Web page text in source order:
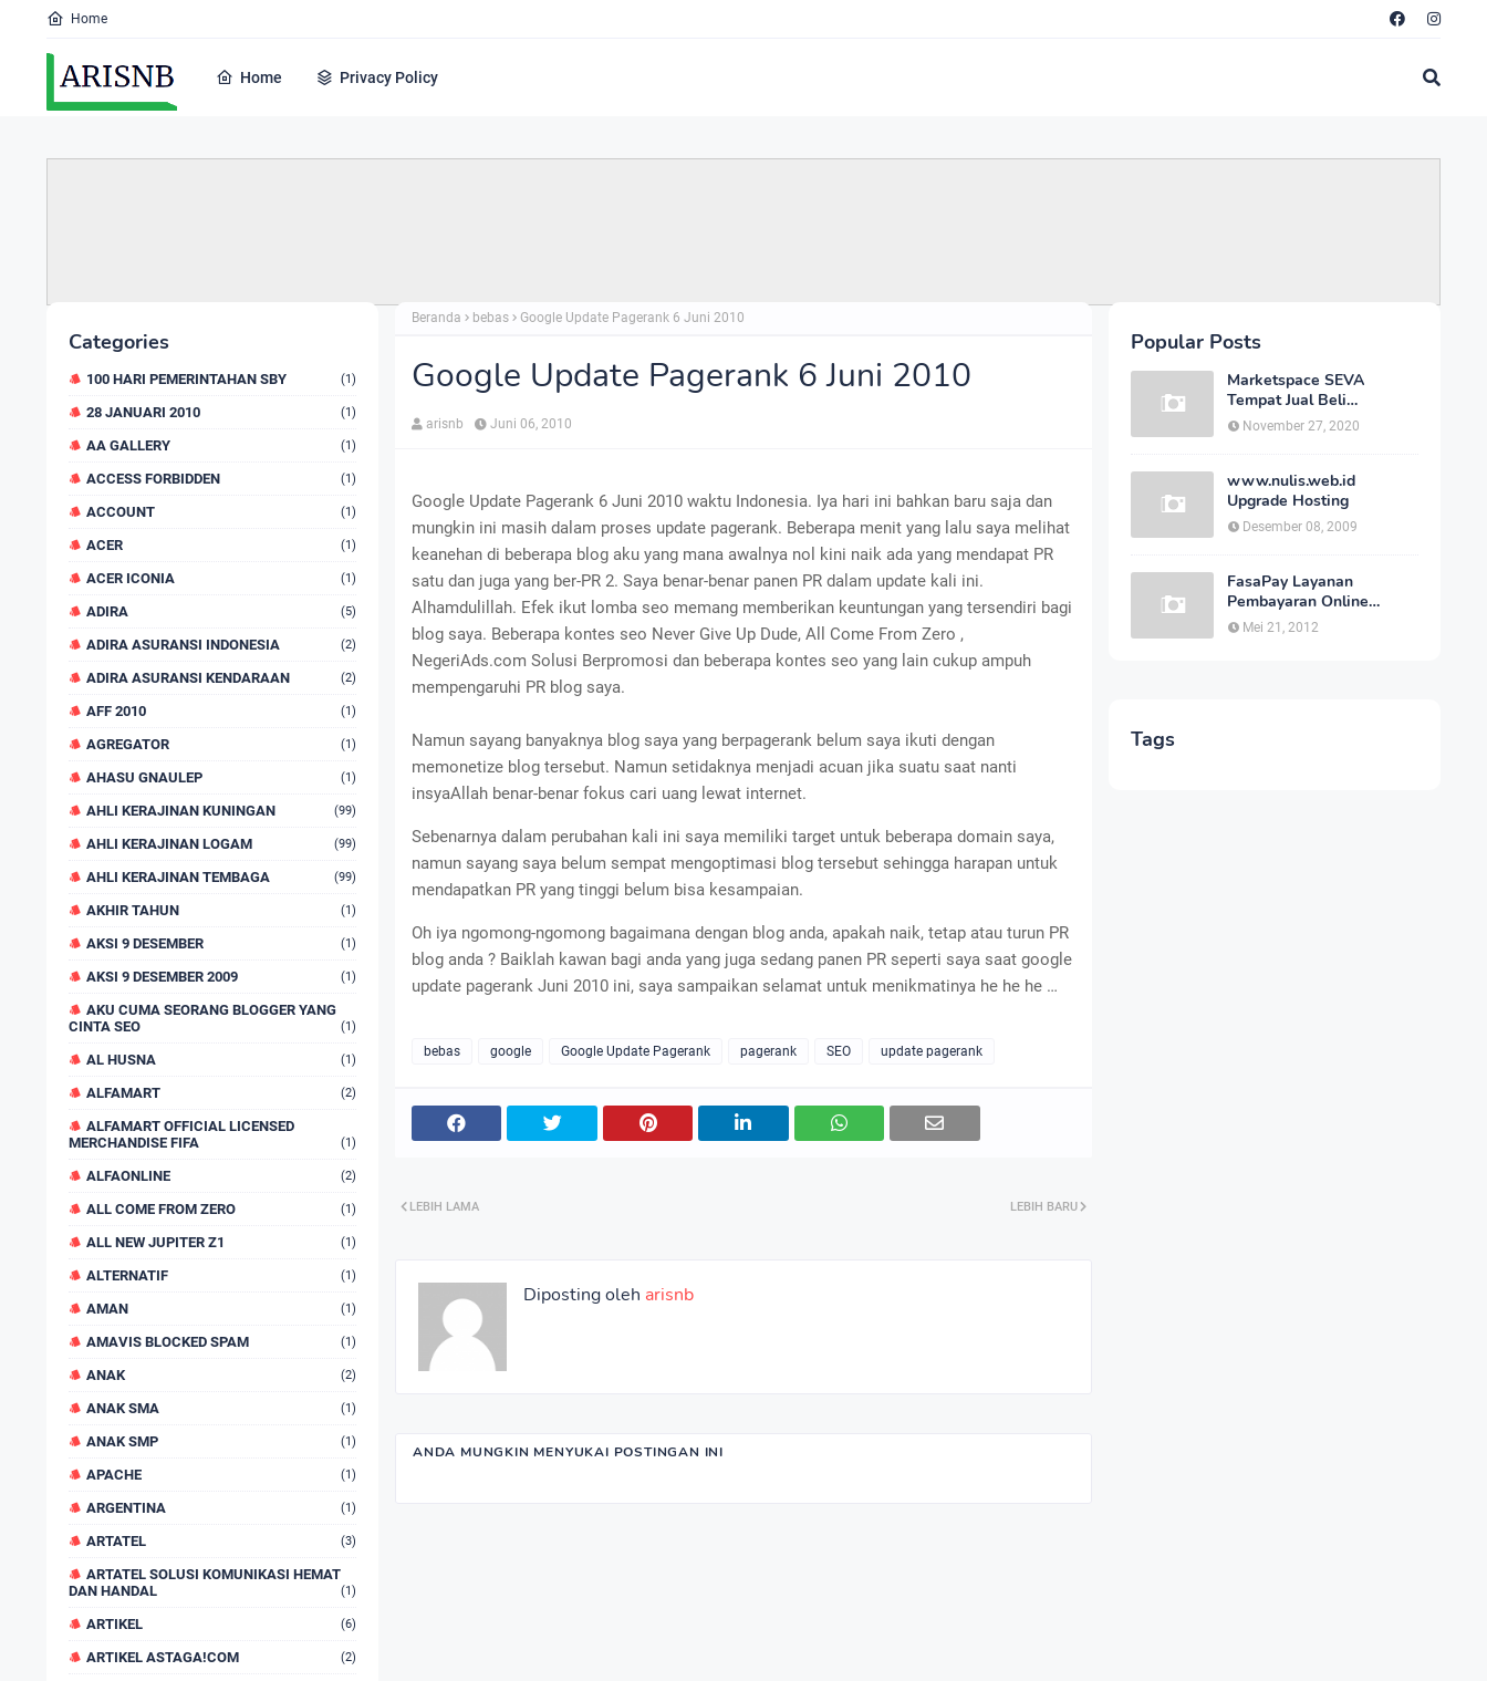
Home
Home Privacy Policy
Categories
100 HARI PEMERINTAHAN SBY (1)
28 JANUARI 2010 (1)
AA GALLERY (1)
ACCESS FORBIDDEN (1)
ACCOUNT (1)
ACER (1)
ACER ICONIA (1)
ADIRA (5)
ADIRA ASURANSI INDONESIA (2)
ADIRA ASURANSI KENDARAAN (2)
AFF 2010 (1)
AGREGATOR (1)
AHASU GNAULEP (1)
AHLI KERAJINAN KUNINGAN (99)
AHLI KERAJINAN LOGAM (99)
AHLI KERAJINAN TEMBAGA (99)
AKHIR TAHUN (1)
AKSI 9 DESEMBER (1)
AKSI 9 DESEMBER 2009 (1)
AKU CUMA SEORANG BLOGGER YANG
CINTA SEO
(1)
AL HUSNA (1)
ALFAMART (2)
ALFAMART OFFICIAL LICENSED
MERCHANDISE FIFA
(1)
ALFAONLINE (2)
ALL COME FROM ZERO (1)
ALL NEW JUPITER Z1 (1)
ALTERNATIF (1)
AMAN (1)
AMAVIS BLOCKED SPAM (1)
ANAK (2)
ANAK SMA (1)
ANAK SMP (1)
APACHE (1)
ARGENTINA (1)
ARTATEL (3)
ARTATEL SOLUSI KOMUNIKASI HEMAT
DAN HANDAL
(1)
ARTIKEL (6)
ARTIKEL ASTAGA!COM (2)
Beranda bebas Google Update Pagerank 6 Juni 2010
Google Update Pagerank 6 Juni 2010
arisnb Juni 06, 2010
Google Update Pagerank 6 Juni 2010 waktu Indonesia. Iya hari ini bahkan baru saja dan
mungkin ini masih dalam proses update pagerank. Beberapa menit yang lalu saya melihat
keanehan di beberapa blog aku yang mana awalnya nol kini naik ada yang mendapat PR
satu dan juga yang ber-PR 2. Saya benar-benar panen PR dalam update kali ini.
Alhamdulillah. Efek ikut lomba seo memang memberikan keuntungan yang tersendiri bagi
blog saya. Beberapa kontes seo Never Give Up Dude, All Come From Zero ,
NegeriAds.com Solusi Berpromosi dan beberapa kontes seo yang lain cukup ampuh
mempengaruhi PR blog saya.
Namun sayang banyaknya blog saya yang berpagerank belum saya ikuti dengan
memonetize blog tersebut. Namun setidaknya menjadi acuan jika suatu saat nanti
insyaAllah benar-benar fokus cari uang lewat internet.
Sebenarnya dalam perubahan kali ini saya memiliki target untuk beberapa domain saya,
namun sayang saya belum sempat mengoptimasi blog tersebut sehingga harapan untuk
mendapatkan PR yang tinggi belum bisa kesampaian.
Oh iya ngomong-ngomong bagaimana dengan blog anda, apakah naik, tetap atau turun PR
blog anda ? Baiklah kawan bagi anda yang juga sedang panen PR seperti saya saat google
update pagerank Juni 2010 ini, saya sampaikan selamat untuk menikmatinya he he he …
bebas google Google Update Pagerank pagerank SEO update pagerank
LEBIH BARU
LEBIH LAMA
Diposting oleh arisnb
ANDA MUNGKIN MENYUKAI POSTINGAN INI
Popular Posts
Marketspace SEVA
Tempat Jual Beli
Kendaraan Bekas Joss
Secara Online Dengan
November 27, 2020
www.nulis.web.id
Upgrade Hosting
Desember 08, 2009
FasaPay Layanan
Pembayaran Online
Indonesia Cepat dan
Mei 21, 2012
Tags